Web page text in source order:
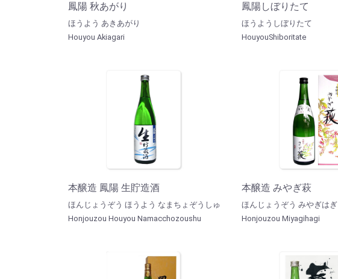
鳳陽 秋あがり
ほうよう あきあがり
Houyou Akiagari
鳳陽しぼりたて
ほうようしぼりたて
HouyouShiboritate
本醸造 鳳陽 生貯造酒
ほんじょうぞう ほうよう なまちょぞうしゅ
Honjouzou Houyou Namacchozoushu
本醸造 みやぎ萩
ほんじょうぞう みやぎはぎ
Honjouzou Miyagihagi